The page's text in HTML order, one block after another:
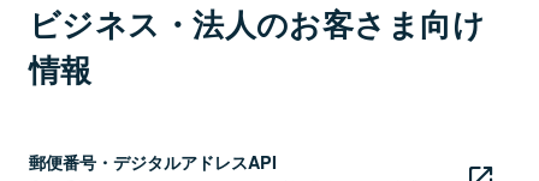
ビジネス・法人のお客さま向け
情報
郵便番号・デジタルアドレスAPI